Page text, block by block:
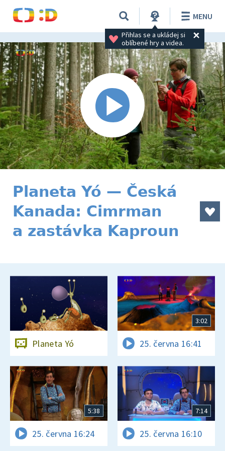
Přihlas se a ukládej si
oblíbené hry a videa.
MENU
Planeta Yó — Česká
Kanada: Cimrman
a zastávka Kaproun
Planeta Yó
3:02
25. června 16:41
5:38
25. června 16:24
7:14
25. června 16:10